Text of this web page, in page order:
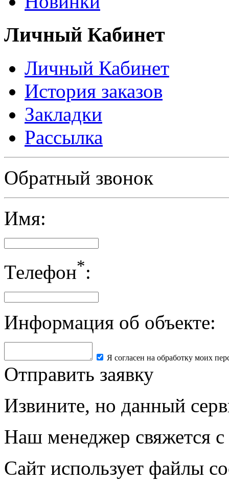
Личный Кабинет
Личный Кабинет
История заказов
Закладки
Рассылка
Обратный звонок
Имя:
Телефон*:
Информация об объекте:
Я согласен на обработку моих
Отправить заявку
Извините, но данный
Наш менеджер свяжется
Сайт использует файлы